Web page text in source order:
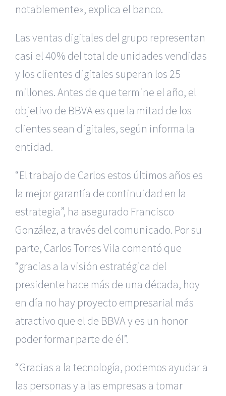
notablemente», explica el banco.
Las ventas digitales del grupo representan
casi el 40% del total de unidades vendidas
y los clientes digitales superan los 25
millones. Antes de que termine el año, el
objetivo de BBVA es que la mitad de los
clientes sean digitales, según informa la
entidad.
“El trabajo de Carlos estos últimos años es
la mejor garantía de continuidad en la
estrategia”, ha asegurado Francisco
González, a través del comunicado. Por su
parte, Carlos Torres Vila comentó que
“gracias a la visión estratégica del
presidente hace más de una década, hoy
en día no hay proyecto empresarial más
atractivo que el de BBVA y es un honor
poder formar parte de él”.
“Gracias a la tecnología, podemos ayudar a
las personas y a las empresas a tomar